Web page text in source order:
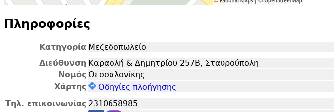
Πληροφορίες
Κατηγορία Μεζεδοπωλείο
Διεύθυνση Καραολή & Δημητρίου 257Β, Σταυρούπολη
Νομός Θεσσαλονίκης
Χάρτης
Οδηγίες πλοήγησης
Τηλ. επικοινωνίας 2310658985